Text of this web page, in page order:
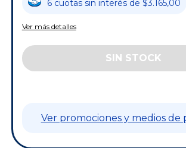
6 cuotas sin interés de $3.165,00
Ver más detalles
Ver promociones y medios de